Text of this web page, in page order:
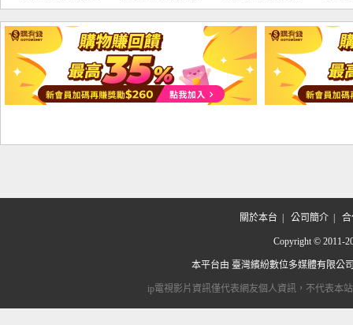
邊玩邊做！
關於本台 公司簡介| 合
Copyright © 2011-
本平台由 臺灣繽紛數位多媒體有限公
ip電視影片資訊僅代表網友個人資訊，不代表本